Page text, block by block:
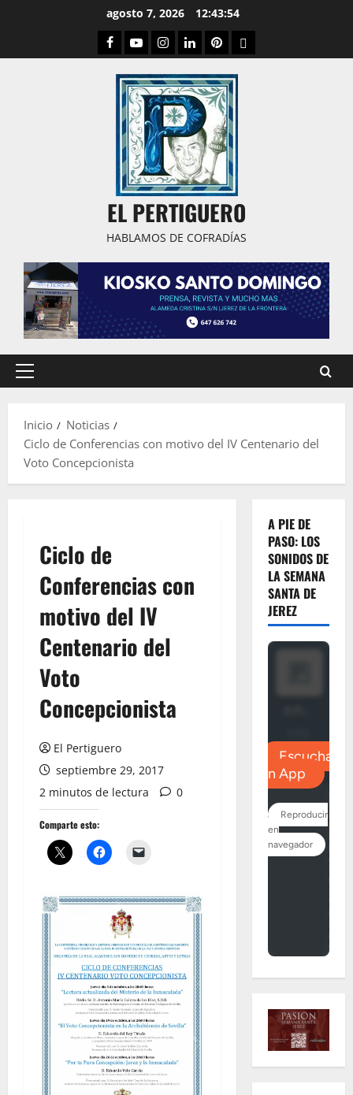
agosto 7, 2026 12:43:55
Facebook
YoutubeInstagram
LinkedPinterestDribbble
EL PERTIGUERO
HABLAMOS DE COFRADÍAS
Menú
Inicio
Noticias
Ciclo de Conferencias con motivo del IV Centenario del
Voto Concepcionista
Ciclo de
Conferencias con
motivo del IV
Centenario del
Voto
Concepcionista
El Pertiguero
septiembre 29, 2017
2 minutos de lectura
0
Comparte esto:
A PIE DE
PASO: LOS
SONIDOS DE
LA SEMANA
SANTA DE
JEREZ